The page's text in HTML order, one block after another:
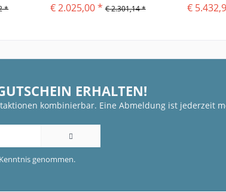
* € 2.025,00 * € 2.301,14 * €
ERHALTEN!
kombinierbar. Eine Abmeldung ist jederzeit
genommen.